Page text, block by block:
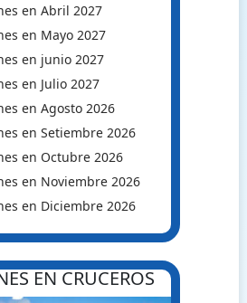
en Abril 2027
en Mayo 2027
en junio 2027
en Julio 2027
en Agosto 2026
en Setiembre 2026
en Octubre 2026
en Noviembre 2026
en Diciembre 2026
EN CRUCEROS